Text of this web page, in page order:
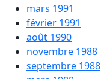
mars 1991
février 1991
août 1990
novembre 1988
septembre 1988